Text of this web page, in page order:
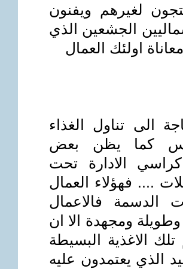
لغيرهم ويفنون
الجشعين الذي
اولئك العمال
الى تناول الغذاء
كما يظن بعض
الادارة تحت
.... فهؤلاء العمال
الدسمة فالاعمال
ومجهدة الا ان
الاغذية البسيطة
الذي يعتمدون عليه